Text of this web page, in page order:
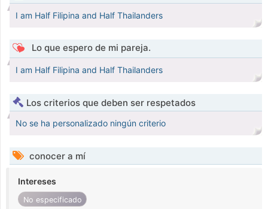
I am Half Filipina and Half Thailanders
Lo que espero de mi pareja.
I am Half Filipina and Half Thailanders
Los criterios que deben ser respetados
No se ha personalizado ningún criterio
conocer a mí
Intereses
No especificado